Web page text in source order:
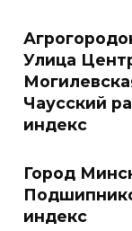
Улица
Чаусский
индекс
Город
индекс